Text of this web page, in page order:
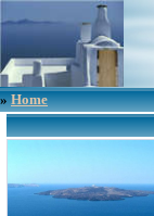
»Home